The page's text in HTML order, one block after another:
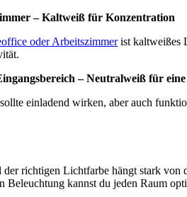
– Kaltweiß für Konzentration
oder Arbeitszimmerist kaltweißes
– Neutralweiß für
einladend wirken, aber auch
der richtigen Lichtfarbe hängt stark
Beleuchtung kannst du jeden Raum